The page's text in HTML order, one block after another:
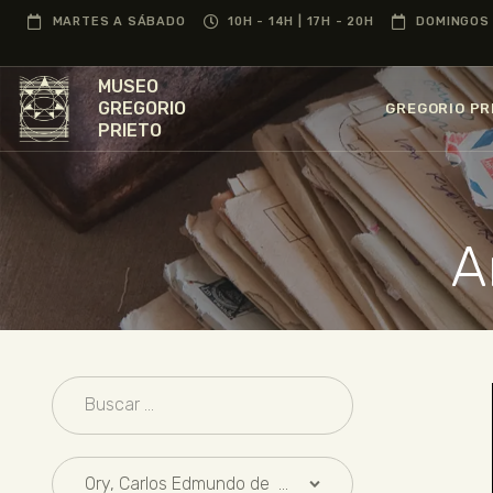
MARTES A SÁBADO 10H - 14H | 17H - 20H
MUSEO
GREGORIO
PRIETO
GREGORIO